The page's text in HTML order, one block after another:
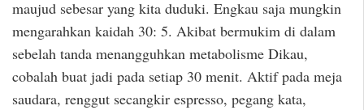
maujud sebesar yang kita duduki. Engkau saja mungkin
mengarahkan kaidah 30: 5. Akibat bermukim di dalam
sebelah tanda menangguhkan metabolisme Dikau,
cobalah buat jadi pada setiap 30 menit. Aktif pada meja
saudara, renggut secangkir espresso, pegang kata,